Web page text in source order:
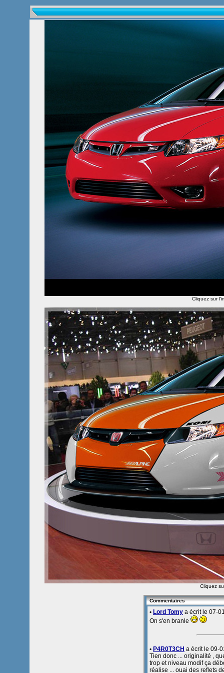
Cliquez sur
Cliquez